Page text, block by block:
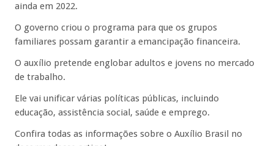
ainda em 2022.
O governo criou o programa para que os grupos
familiares possam garantir a emancipação financeira.
O auxílio pretende englobar adultos e jovens no mercado
de trabalho.
Ele vai unificar várias políticas públicas, incluindo
educação, assistência social, saúde e emprego.
Confira todas as informações sobre o Auxílio Brasil no